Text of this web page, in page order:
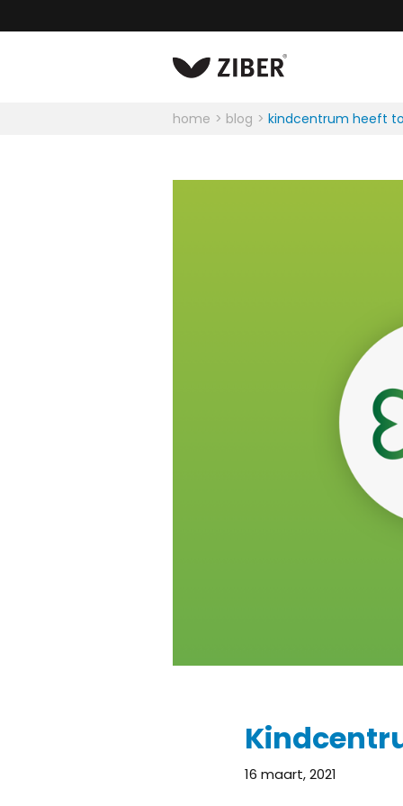
home blog kindcentrum heeft
16 maart, 2021